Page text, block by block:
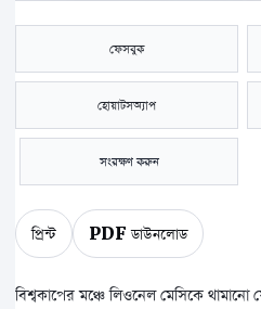
ফেসবুক
হোয়াটসঅ্যাপ
সংরক্ষণ করুন
প্রিন্ট PDF ডাউনলোড
বিশ্বকাপের মঞ্চে লিওনেল মেসিকে থামানো যেকোনো রক্ষণভাগের জন্যই কঠিন